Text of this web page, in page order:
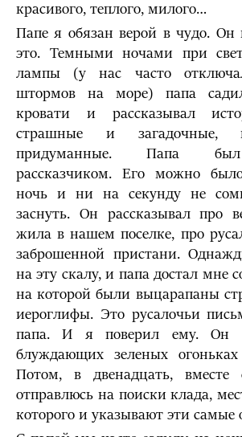
красивого, теплого, милого…
Папе я обязан верой в чудо.
это. Темными ночами при
лампы (у нас часто
штормов на море) папа
кровати и рассказывал
страшные и загадочные,
придуманные. Папа
рассказчиком. Его можно
ночь и ни на секунду не
заснуть. Он рассказывал про
жила в нашем поселке, про
заброшенной пристани.
на эту скалу, и папа достал мне
на которой были выцарапаны
иероглифы. Это русалочьи
папа. И я поверил ему. Он
блуждающих зеленых
Потом, в двенадцать,
отправлюсь на поиски клада,
которого и указывают эти самые